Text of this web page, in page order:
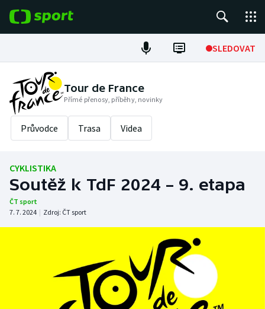
SLEDOVAT
Fotbal
Hokej
Tenis
Cyklistika
DALŠÍ SPORTY
Baseball a softbal
Basketbal
Soutěže
Historické návraty
Tour de France
Přímé přenosy, příběhy, novinky
Průvodce Trasa Videa
CYKLISTIKA
Soutěž k TdF 2024 – 9. etapa
ČT sport
7. 7. 2024 | Zdroj: ČT sport